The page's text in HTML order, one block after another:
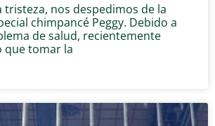
tristeza, nos despedimos de la
chimpancé Peggy. Debido a
de salud, recientemente
que tomar la